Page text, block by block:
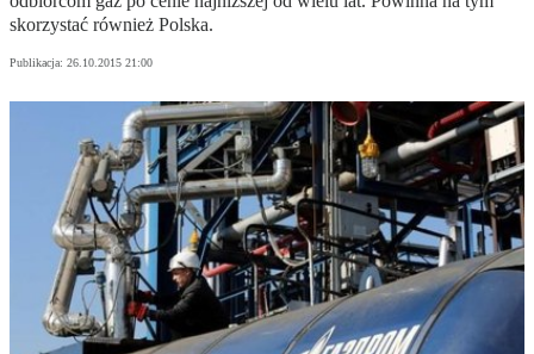
skorzystać również Polska.
Publikacja: 26.10.2015 21:00